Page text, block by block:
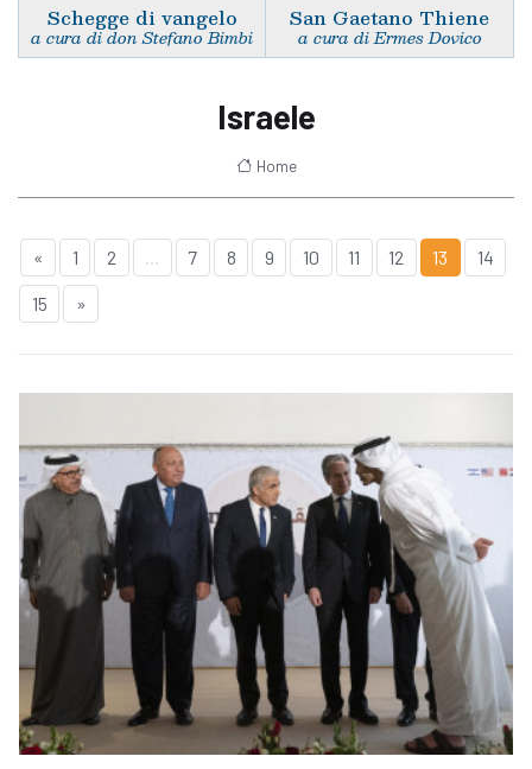
Schegge di vangelo
a cura di don Stefano Bimbi
San Gaetano Thiene
a cura di Ermes Dovico
Israele
Home
« 1 2 7 8 9 10 11 12 13 14
15 »